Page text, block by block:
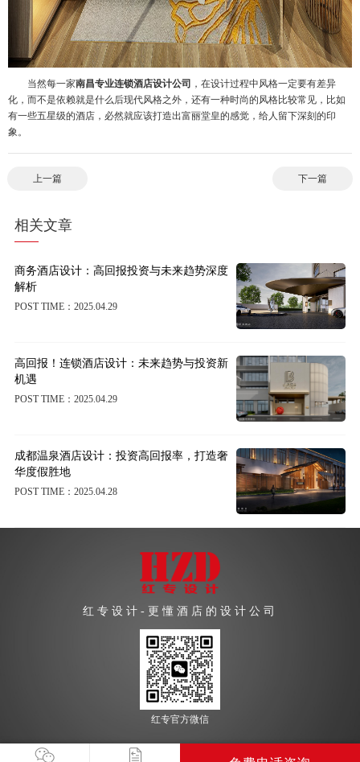
当然每一家南昌专业连锁酒店设计公司 ，在设计过程中风格一定要有差异
化，而不是依赖就是什么后现代风格之外，还有一种时尚的风格比较常见，比如
有一些五星级的酒店，必然就应该打造出富丽堂皇的感觉，给人留下深刻的印
象。
上一篇 下一篇
相关文章
商务酒店设计：高回报投资与未来趋势深度
解析
POST TIME：2025.04.29
高回报！连锁酒店设计：未来趋势与投资新
机遇
POST TIME：2025.04.29
成都温泉酒店设计：投资高回报率，打造奢
华度假胜地
POST TIME：2025.04.28
红专设计-更懂酒店的设计公司
红专官方微信